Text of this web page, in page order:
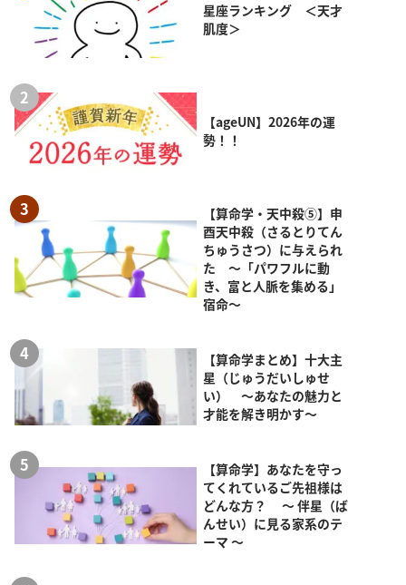
星座ランキング ＜天才
肌度＞
【ageUN】2026年の運
勢！！
【算命学・天中殺⑤】申
酉天中殺（さるとりてん
ちゅうさつ）に与えられ
た ～「パワフルに動
き、富と人脈を集める」
宿命～
【算命学まとめ】十大主
星（じゅうだいしゅせ
い） ～あなたの魅力と
才能を解き明かす～
【算命学】あなたを守っ
てくれているご先祖様は
どんな方？ ～ 伴星（ば
んせい）に見る家系のテ
ーマ ～